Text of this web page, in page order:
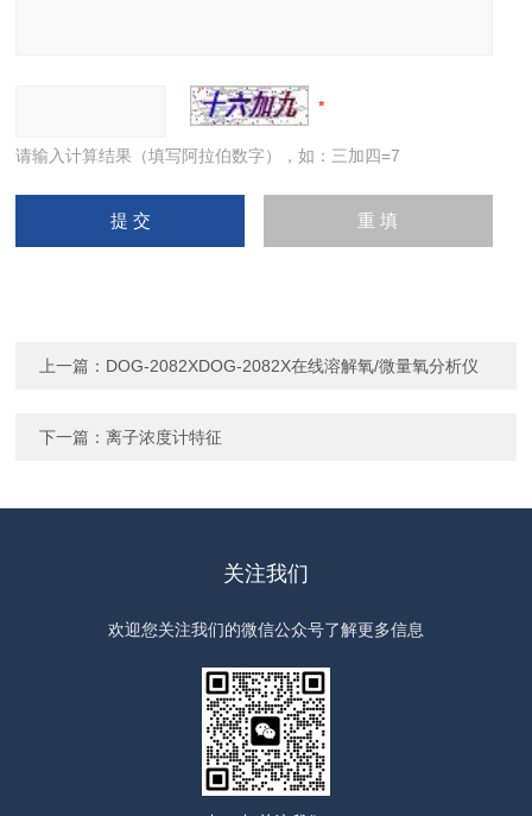
请输入计算结果（填写阿拉伯数字），如：三加四=7
上一篇： DOG-2082XDOG-2082X在线溶解氧/微量氧分析仪
下一篇：离子浓度计特征
关注我们
欢迎您关注我们的微信公众号了解更多信息